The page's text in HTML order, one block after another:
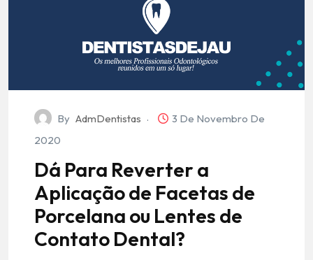
By AdmDentistas
3 De Novembro De
2020
Dá Para Reverter a
Aplicação de Facetas de
Porcelana ou Lentes de
Contato Dental?